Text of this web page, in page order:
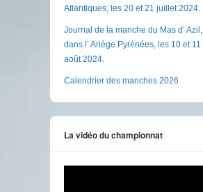
Atlantiques, les 20 et 21 juillet 2024.
Journal de la manche du Mas d’ Azil,
dans l’ Ariège Pyrénées, les 10 et 11
août 2024.
Calendrier des manches 2026
La vidéo du championnat